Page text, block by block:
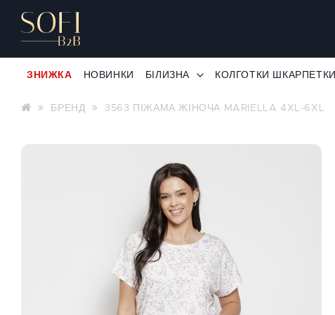
ЗНИЖКА НОВИНКИ БІЛИЗНА КОЛГОТКИ ШКАРПЕТКИ
БРЕНД 3563 ПІЖАМА ЖІНОЧА MARIELLA 4XL-6XL